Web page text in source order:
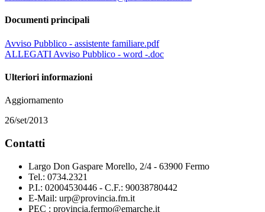
Documenti principali
Avviso Pubblico - assistente familiare.pdf
ALLEGATI Avviso Pubblico - word -.doc
Ulteriori informazioni
Aggiornamento
26/set/2013
Contatti
Largo Don Gaspare Morello, 2/4 - 63900 Fermo
Tel.: 0734.2321
P.I.: 02004530446 - C.F.: 90038780442
E-Mail: urp@provincia.fm.it
PEC : provincia.fermo@emarche.it